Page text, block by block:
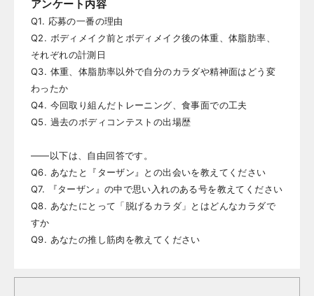
アンケート内容
Q1. 応募の一番の理由
Q2. ボディメイク前とボディメイク後の体重、体脂肪率、
それぞれの計測日
Q3. 体重、体脂肪率以外で自分のカラダや精神面はどう変
わったか
Q4. 今回取り組んだトレーニング、食事面での工夫
Q5. 過去のボディコンテストの出場歴
——以下は、自由回答です。
Q6. あなたと『ターザン』との出会いを教えてください
Q7. 『ターザン』の中で思い入れのある号を教えてください
Q8. あなたにとって「脱げるカラダ」とはどんなカラダで
すか
Q9. あなたの推し筋肉を教えてください